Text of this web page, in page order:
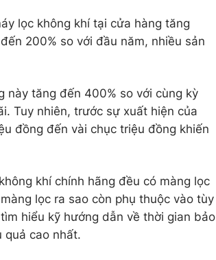
lọc không khí tại cửa hàng tăng
200% so với đầu năm, nhiều sản
này tăng đến 400% so với cùng kỳ
Tuy nhiên, trước sự xuất hiện của
đồng đến vài chục triệu đồng khiến
khí chính hãng đều có màng lọc
lọc ra sao còn phụ thuộc vào tùy
hiểu kỹ hướng dẫn về thời gian bảo
quả cao nhất.